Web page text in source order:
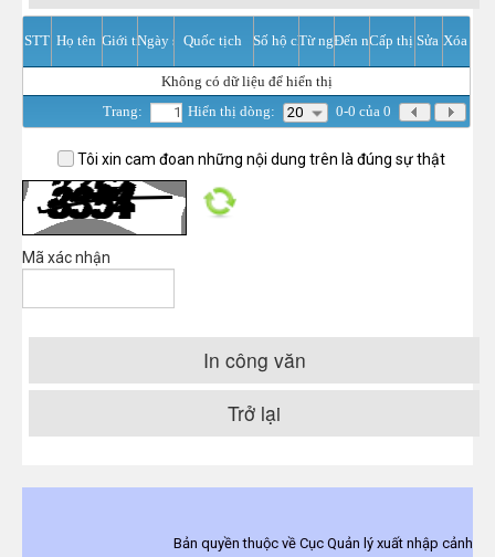
STT Họ tên Giới tínhNgày sinhQuốc tịch Số hộ chiếuTừ ngàyĐến ngàyCấp thị thực
Sửa Xóa
Không có dữ liệu để hiển thị
0-0 của 0
20
Hiển thị dòng:
Trang:
Tôi xin cam đoan những nội dung trên là đúng sự thật
Mã xác nhận
In công văn
Trở lại
Bản quyền thuộc về Cục Quản lý xuất nhập cảnh